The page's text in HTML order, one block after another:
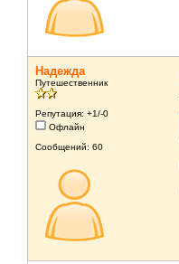
Надежда
Путешественник
Репутация: +1/-0
Офлайн
Сообщений: 60